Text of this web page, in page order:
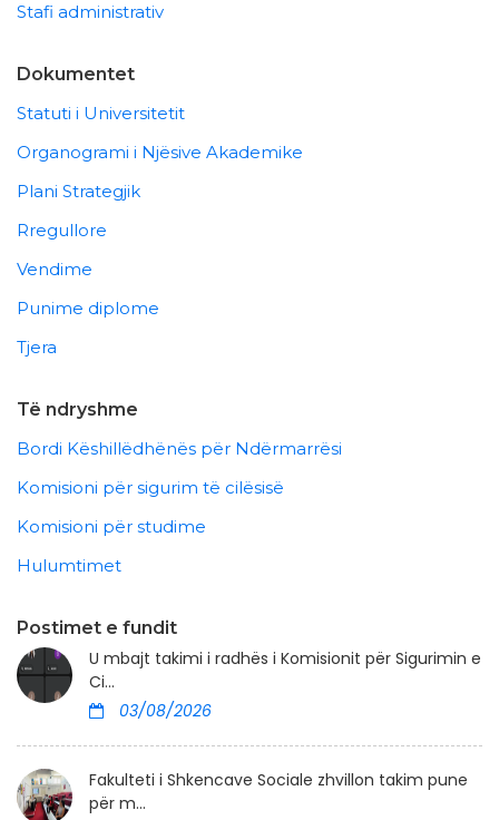
Stafi administrativ
Dokumentet
Statuti i Universitetit
Organogrami i Njësive Akademike
Plani Strategjik
Rregullore
Vendime
Punime diplome
Tjera
Të ndryshme
Bordi Këshillëdhënës për Ndërmarrësi
Komisioni për sigurim të cilësisë
Komisioni për studime
Hulumtimet
Postimet e fundit
U mbajt takimi i radhës i Komisionit për Sigurimin e
Ci...
03/08/2026
Fakulteti i Shkencave Sociale zhvillon takim pune
për m...